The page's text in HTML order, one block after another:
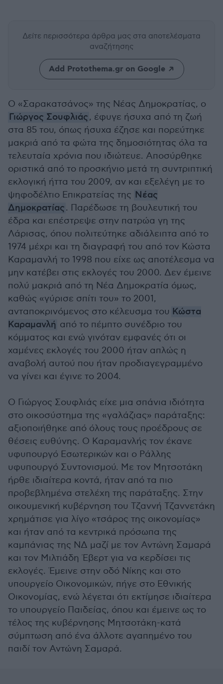
Δείτε περισσότερα άρθρα μας στα αποτελέσματα
αναζήτησης
Add Protothema.gr on Google
Ο «Σαρακατσάνος» της Νέας Δημοκρατίας, ο
Γιώργος Σουφλιάς, έφυγε ήσυχα από τη ζωή
στα 85 του, όπως ήσυχα έζησε και πορεύτηκε
μακριά από τα φώτα της δημοσιότητας όλα τα
τελευταία χρόνια που ιδιώτευε. Αποσύρθηκε
οριστικά από το προσκήνιο μετά τη συντριπτική
εκλογική ήττα του 2009, αν και εξελέγη με το
ψηφοδέλτιο Επικρατείας της Νέας
Δημοκρατίας. Παρέδωσε τη βουλευτική του
έδρα και επέστρεψε στην πατρώα γη της
Λάρισας, όπου πολιτεύτηκε αδιάλειπτα από το
1974 μέχρι και τη διαγραφή του από τον Κώστα
Καραμανλή το 1998 που είχε ως αποτέλεσμα να
μην κατέβει στις εκλογές του 2000. Δεν έμεινε
πολύ μακριά από τη Νέα Δημοκρατία όμως,
καθώς «γύρισε σπίτι του» το 2001,
ανταποκρινόμενος στο κέλευσμα του Κώστα
Καραμανλή από το πέμπτο συνέδριο του
κόμματος και ενώ γινόταν εμφανές ότι οι
χαμένες εκλογές του 2000 ήταν απλώς η
αναβολή αυτού που ήταν προδιαγεγραμμένο
να γίνει και έγινε το 2004.
Ο Γιώργος Σουφλιάς είχε μια σπάνια ιδιότητα
στο οικοσύστημα της «γαλάζιας» παράταξης:
αξιοποιήθηκε από όλους τους προέδρους σε
θέσεις ευθύνης. Ο Καραμανλής τον έκανε
υφυπουργό Εσωτερικών και ο Ράλλης
υφυπουργό Συντονισμού. Με τον Μητσοτάκη
ήρθε ιδιαίτερα κοντά, ήταν από τα πιο
προβεβλημένα στελέχη της παράταξης. Στην
οικουμενική κυβέρνηση του Τζαννή Τζαννετάκη
χρημάτισε για λίγο «τσάρος της οικονομίας»
και ήταν από τα κεντρικά πρόσωπα της
καμπάνιας της ΝΔ μαζί με τον Αντώνη Σαμαρά
και τον Μιλτιάδη Έβερτ για να κερδίσει τις
εκλογές. Έμεινε στην οδό Νίκης και στο
υπουργείο Οικονομικών, πήγε στο Εθνικής
Οικονομίας, ενώ λέγεται ότι εκτίμησε ιδιαίτερα
το υπουργείο Παιδείας, όπου και έμεινε ως το
τέλος της κυβέρνησης Μητσοτάκη-κατά
σύμπτωση από ένα άλλοτε αγαπημένο του
παιδί τον Αντώνη Σαμαρά.